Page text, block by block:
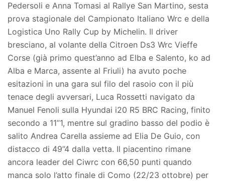
Pedersoli e Anna Tomasi al Rallye San Martino, sesta
prova stagionale del Campionato Italiano Wrc e della
Logistica Uno Rally Cup by Michelin. Il driver
bresciano, al volante della Citroen Ds3 Wrc Vieffe
Corse (già primo quest’anno ad Elba e Salento, ko ad
Alba e Marca, assente al Friuli) ha avuto poche
esitazioni in una gara sul filo del rasoio con il più
tenace degli avversari, Luca Rossetti navigato da
Manuel Fenoli sulla Hyundai i20 R5 BRC Racing, finito
secondo a 11’’1, mentre sul gradino basso del podio è
salito Andrea Carella assieme ad Elia De Guio, con
distacco di 49’’4 dalla vetta. Il piacentino rimane
ancora leader del Ciwrc con 66,50 punti quando
manca solo l’atto finale di Como (22/23 ottobre) per